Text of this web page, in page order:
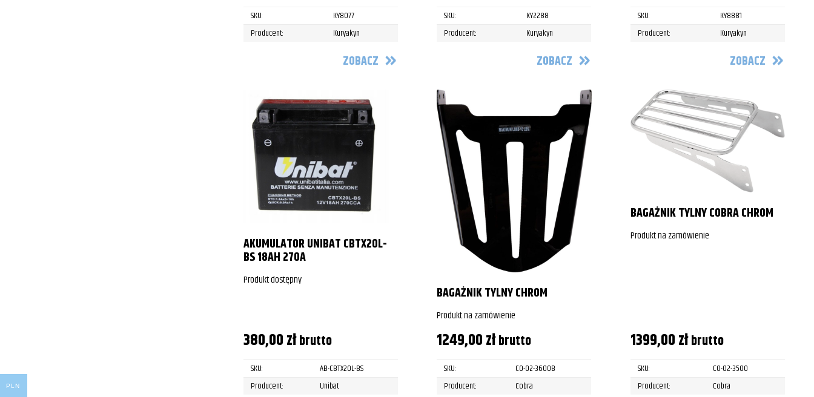
SKU:
KY8077
Producent:
Kuryakyn
ZOBACZ
SKU:
KY2288
Producent:
Kuryakyn
ZOBACZ
SKU:
KY8881
Producent:
Kuryakyn
ZOBACZ
AKUMULATOR UNIBAT CBTX20L-
BS 18AH 270A
Produkt dostępny
380,00złbrutto
SKU:
AB-CBTX20L-BS
Producent:
Unibat
BAGAŻNIK TYLNY CHROM
Produkt na zamówienie
1249,00złbrutto
SKU:
CO-02-3600B
Producent:
Cobra
BAGAŻNIK TYLNY COBRA CHROM
Produkt na zamówienie
1399,00złbrutto
SKU:
CO-02-3500
Producent:
Cobra
PLN